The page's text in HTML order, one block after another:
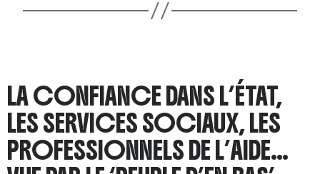
LA CONFIANCE DANS L’ÉTAT,
LES SERVICES SOCIAUX, LES
PROFESSIONNELS DE L’AIDE…